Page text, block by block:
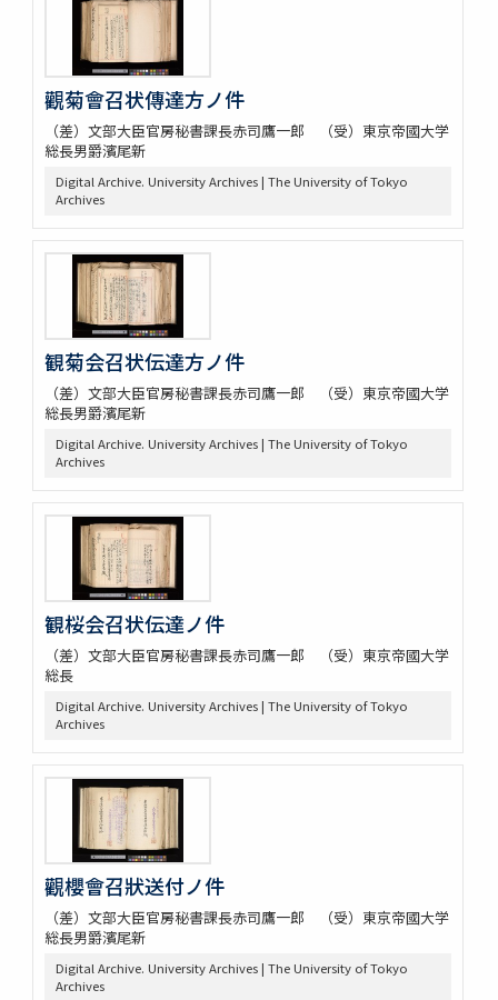
觀菊會召状傳達方ノ件
（差）文部大臣官房秘書課長赤司鷹一郎 （受）東京帝國大学
総長男爵濱尾新
Digital Archive. University Archives | The University of Tokyo
Archives
観菊会召状伝達方ノ件
（差）文部大臣官房秘書課長赤司鷹一郎 （受）東京帝國大学
総長男爵濱尾新
Digital Archive. University Archives | The University of Tokyo
Archives
観桜会召状伝達ノ件
（差）文部大臣官房秘書課長赤司鷹一郎 （受）東京帝國大学
総長
Digital Archive. University Archives | The University of Tokyo
Archives
觀櫻會召狀送付ノ件
（差）文部大臣官房秘書課長赤司鷹一郎 （受）東京帝國大学
総長男爵濱尾新
Digital Archive. University Archives | The University of Tokyo
Archives